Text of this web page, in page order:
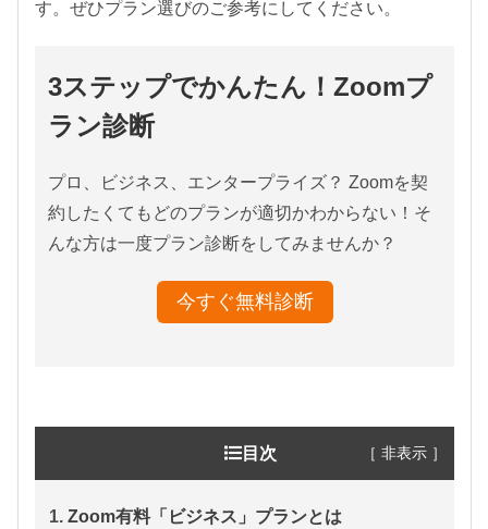
す。ぜひプラン選びのご参考にしてください。
3ステップでかんたん！Zoomプ
ラン診断
プロ、ビジネス、エンタープライズ？ Zoomを契
約したくてもどのプランが適切かわからない！そ
んな方は一度プラン診断をしてみませんか？
今すぐ無料診断
目次 ［ 非表示 ］
Zoom有料「ビジネス」プランとは